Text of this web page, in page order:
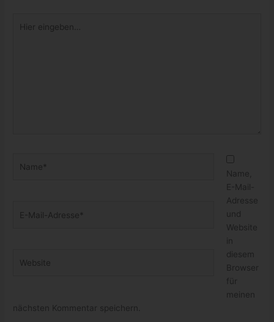
eingeben…
Mail-
Name,
E-Mail-
Adresse
und
Website
in
diesem
Browser
für
meinen
nächsten Kommentar speichern.